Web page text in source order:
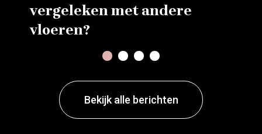
vergeleken met andere
vloeren?
Bekijk alle berichten